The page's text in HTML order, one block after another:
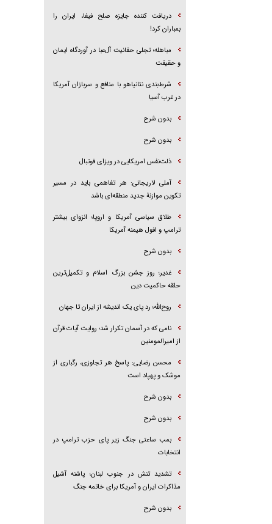
دریافت کننده جایزه صلح فیفا، ایران را
بمباران کرد!
مباهله؛ تجلی حقانیت آل‌عبا در آوردگاه ایمان
و حقیقت
شرط‌بندی نتانیاهو با منافع و سربازان آمریکا
در غرب آسیا
بدون شرح
بدون شرح
ذلت‌نفس امریکایی در ویزای فوتبال
آملی لاریجانی: هر تفاهمی باید در مسیر
تکوین موازنۀ جدید منطقه‌ای باشد
طلاق سیاسی آمریکا و اروپا؛ انزوای بیشتر
ترامپ و افول هیمنه آمریکا
بدون شرح
غدیر؛ روز جشن بزرگ اسلام و تکمیل‌ترین
حلقه حاکمیت دین
روح‌الله؛ رد پای یک اندیشه از ایران تا جهان
نامی که در آسمان تکرار شد؛ روایت آیات قرآن
از امیرالمومنین
محسن رضایی: پاسخ هر تجاوزی، رگباری از
موشک و پهپاد است
بدون شرح
بدون شرح
بمب ساعتی جنگ زیر پای حزب ترام‍پ در
انتخابات
تشدید تنش در جنوب لبنان؛ پاشنه آشیل
مذاکرات ایران و آمریکا برای خاتمه جنگ
بدون شرح